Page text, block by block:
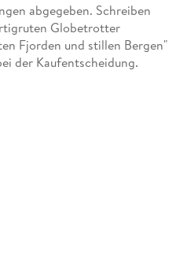
abgegeben. Schreiben
Globetrotter
Fjorden und stillen Bergen"
der Kaufentscheidung.